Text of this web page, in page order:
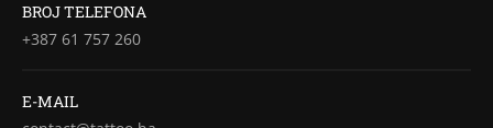
BROJ TELEFONA
+387 61 757 260
E-MAIL